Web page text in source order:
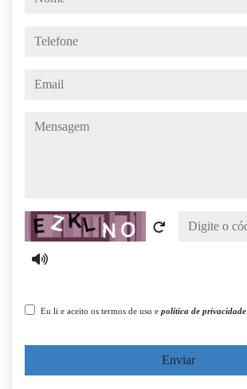
telefone
email
mensagem
Captcha
Eu li e aceito os termos de uso e política de privacidade
Enviar